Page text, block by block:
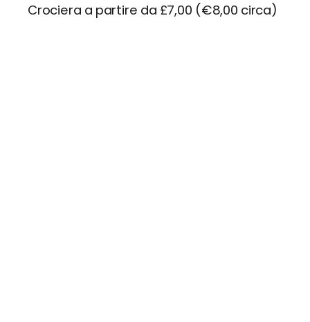
Crociera a partire da £7,00 (€8,00 circa)